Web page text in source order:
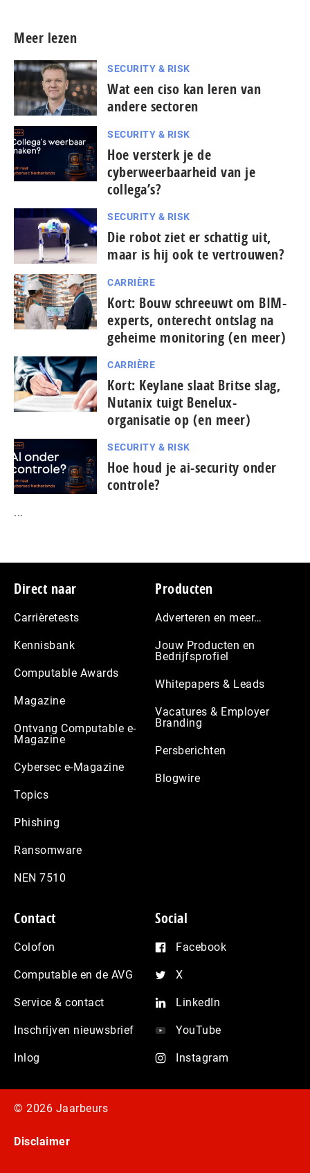
Meer lezen
SECURITY & RISK
Wat een ciso kan leren van
andere sectoren
SECURITY & RISK
Hoe versterk je de
cyberweerbaarheid van je
collega’s?
SECURITY & RISK
Die robot ziet er schattig uit,
maar is hij ook te vertrouwen?
CARRIÈRE
Kort: Bouw schreeuwt om BIM-
experts, onterecht ontslag na
geheime monitoring (en meer)
CARRIÈRE
Kort: Keylane slaat Britse slag,
Nutanix tuigt Benelux-
organisatie op (en meer)
SECURITY & RISK
Hoe houd je ai-security onder
controle?
...
Footer
Direct naar
Carrièretests
Kennisbank
Computable Awards
Magazine
Ontvang Computable e-
Magazine
Cybersec e-Magazine
Topics
Phishing
Ransomware
NEN 7510
Producten
Adverteren en meer…
Jouw Producten en
Bedrijfsprofiel
Whitepapers & Leads
Vacatures & Employer
Branding
Persberichten
Blogwire
Contact
Colofon
Computable en de AVG
Service & contact
Inschrijven nieuwsbrief
Inlog
Social
Facebook
X
LinkedIn
YouTube
Instagram
© 2026 Jaarbeurs
Disclaimer